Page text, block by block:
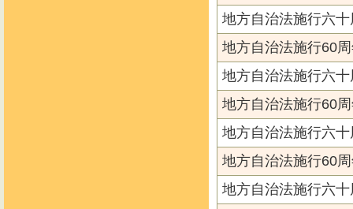
地方自治法施行六
地方自治法施行60
地方自治法施行六
地方自治法施行60
地方自治法施行六
地方自治法施行60
地方自治法施行六